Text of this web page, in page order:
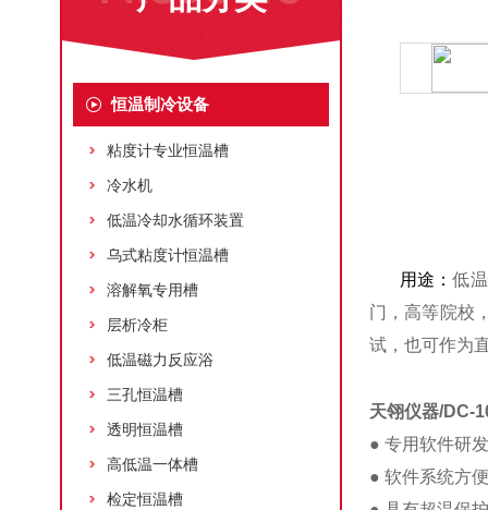
恒温制冷设备
粘度计专业恒温槽
冷水机
低温冷却水循环装置
乌式粘度计恒温槽
溶解氧专用槽
层析冷柜
低温磁力反应浴
三孔恒温槽
透明恒温槽
高低温一体槽
检定恒温槽
用途：低
门，高等院校
试，也可作为
天翎仪器/DC-
● 专用软件研
● 软件系统方